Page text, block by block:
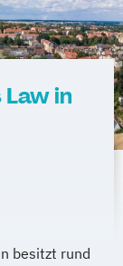
in
besitzt rund